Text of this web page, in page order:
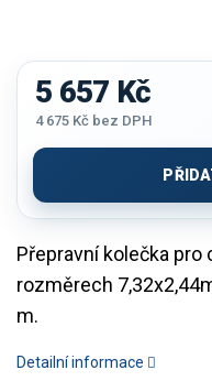
Přepravní kolečka pro
rozměrech
m.
Detailní informace
5 657 Kč
4 675 Kč bez DPH
cena: